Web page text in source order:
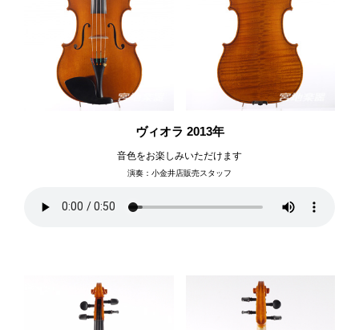
ヴィオラ 2013年
音色をお楽しみいただけます
演奏：小金井店販売スタッフ
管楽器 リコーダー